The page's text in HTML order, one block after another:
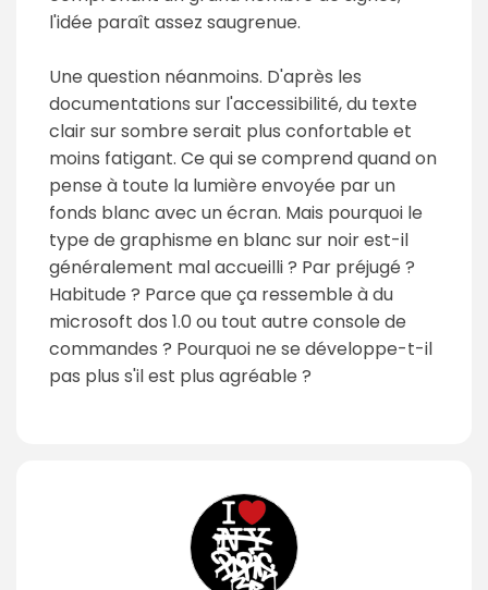
l'idée paraît assez saugrenue.
Une question néanmoins. D'après les
documentations sur l'accessibilité, du texte
clair sur sombre serait plus confortable et
moins fatigant. Ce qui se comprend quand on
pense à toute la lumière envoyée par un
fonds blanc avec un écran. Mais pourquoi le
type de graphisme en blanc sur noir est-il
généralement mal accueilli ? Par préjugé ?
Habitude ? Parce que ça ressemble à du
microsoft dos 1.0 ou tout autre console de
commandes ? Pourquoi ne se développe-t-il
pas plus s'il est plus agréable ?